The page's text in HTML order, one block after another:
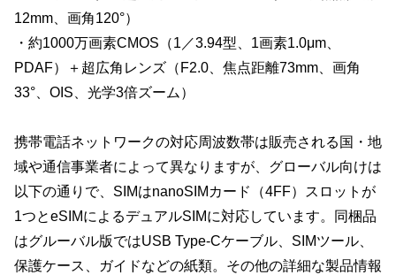
12mm、画角120°）
・約1000万画素CMOS（1／3.94型、1画素1.0μm、
PDAF）＋超広角レンズ（F2.0、焦点距離73mm、画角
33°、OIS、光学3倍ズーム）
携帯電話ネットワークの対応周波数帯は販売される国・地
域や通信事業者によって異なりますが、グローバル向けは
以下の通りで、SIMはnanoSIMカード（4FF）スロットが
1つとeSIMによるデュアルSIMに対応しています。同梱品
はグルーバル版ではUSB Type-Cケーブル、SIMツール、
保護ケース、ガイドなどの紙類。その他の詳細な製品情報